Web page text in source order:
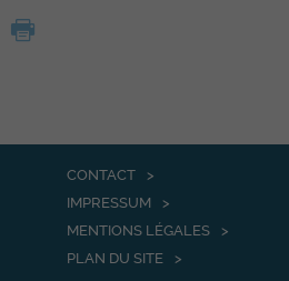
CONTACT
IMPRESSUM
MENTIONS LÉGALES
PLAN DU SITE